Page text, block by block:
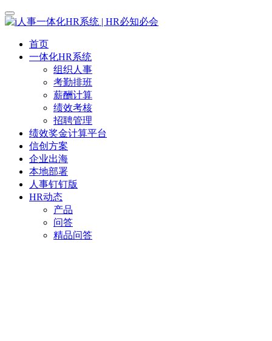
首页
一体化HR系统
组织人事
考勤排班
薪酬计算
绩效考核
招聘管理
绩效奖金计算平台
信创方案
企业出海
本地部署
人事钉钉版
HR动态
产品
问答
精品问答